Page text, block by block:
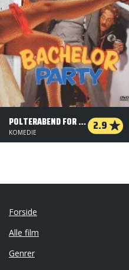
POLTERABEND FOR VIDEREKOMMENDE 2.9
KOMEDIE
Forside
Alle film
Genrer